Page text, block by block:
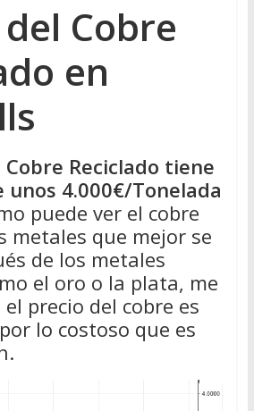
Cobre
en
Cobre Reciclado tiene
unos 4.000€/Tonelada
puede ver el cobre
metales que mejor se
de los metales
el oro o la plata, me
precio del cobre es
lo costoso que es